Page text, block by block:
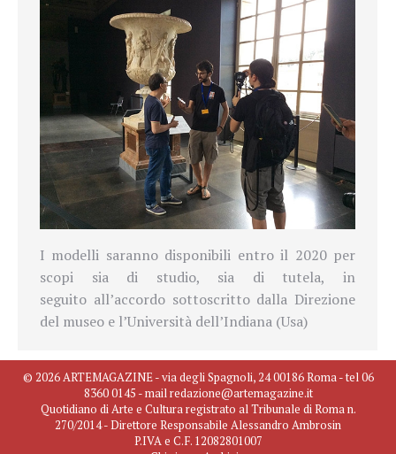
I modelli saranno disponibili entro il 2020 per
scopi sia di studio, sia di tutela, in
seguito all’accordo sottoscritto dalla Direzione
del museo e l’Università dell’Indiana (Usa)
© 2026 ARTEMAGAZINE - via degli Spagnoli, 24 00186 Roma - tel 06
8360 0145 - mail redazione@artemagazine.it
Quotidiano di Arte e Cultura registrato al Tribunale di Roma n.
270/2014 - Direttore Responsabile Alessandro Ambrosin
P.IVA e C.F. 12082801007